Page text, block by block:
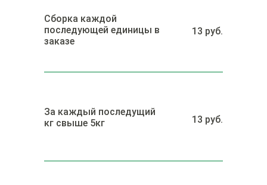
Сборка каждой
последующей единицы в
заказе
13 руб.
За каждый последущий
кг свыше 5кг
13 руб.